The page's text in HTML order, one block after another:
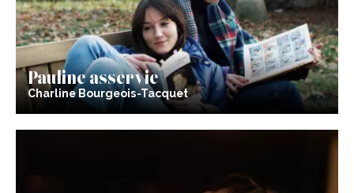
Pauline asservie
Charline Bourgeois-Tacquet